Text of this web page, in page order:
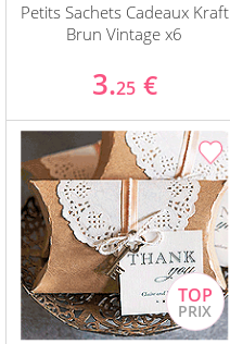
Petits Sachets Cadeaux Kraft
Brun Vintage x6
3.25 €